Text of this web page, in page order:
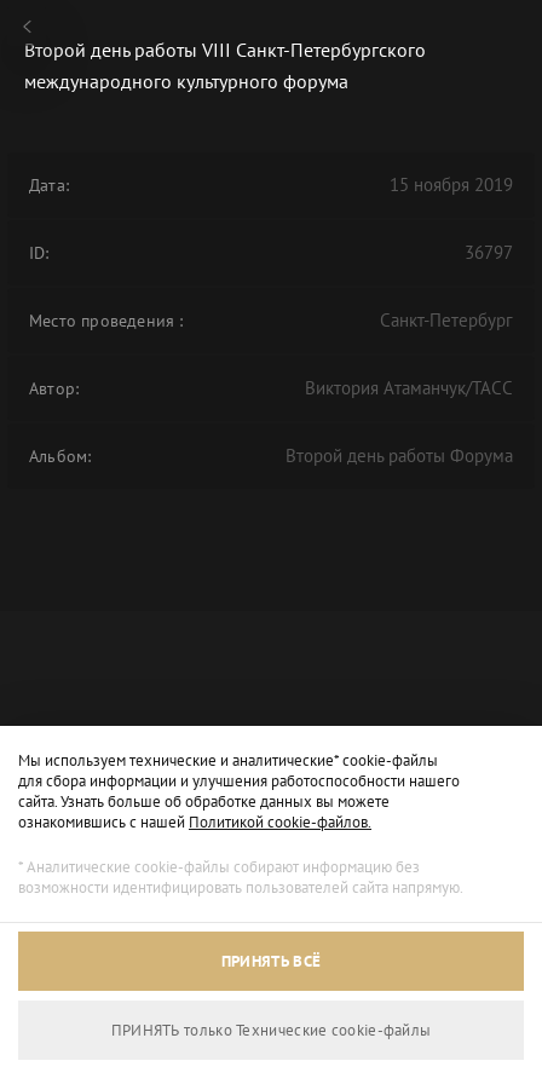
В АРХИВЕ
Архивный режим
Второй день работы VIII Санкт-Петербургского
международного культурного форума
Дата: 15 ноября 2019
ID: 36797
Место проведения : Санкт-Петербург
Автор: Виктория Атаманчук/ТАСС
Альбом: Второй день работы Форума
Мы используем технические и аналитические* cookie-файлы
для сбора информации и улучшения работоспособности нашего
сайта. Узнать больше об обработке данных вы можете
ознакомившись с нашей Политикой cookie-файлов.
* Аналитические cookie-файлы собирают информацию без
возможности идентифицировать пользователей сайта напрямую.
ПРИНЯТЬ ВСЁ
ПРИНЯТЬ только Технические сookie-файлы